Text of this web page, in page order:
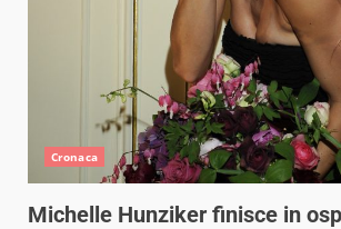
Cronaca
Michelle Hunziker finisce in